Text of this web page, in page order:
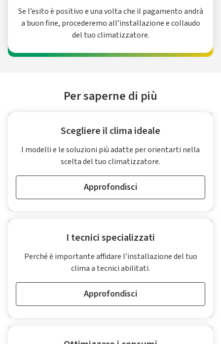
Se l’esito è positivo e una volta che il pagamento andrà
a buon fine, procederemo all’installazione e collaudo
del tuo climatizzatore.
Per saperne di più
Scegliere il clima ideale
I modelli e le soluzioni più adatte per orientarti nella
scelta del tuo climatizzatore.
Approfondisci
I tecnici specializzati
Perché è importante affidare l’installazione del tuo
clima a tecnici abilitati.
Approfondisci